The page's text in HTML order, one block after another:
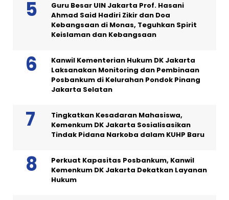
Guru Besar UIN Jakarta Prof. Hasani
Ahmad Said Hadiri Zikir dan Doa
Kebangsaan di Monas, Teguhkan Spirit
Keislaman dan Kebangsaan
Kanwil Kementerian Hukum DK Jakarta
Laksanakan Monitoring dan Pembinaan
Posbankum di Kelurahan Pondok Pinang
Jakarta Selatan
Tingkatkan Kesadaran Mahasiswa,
Kemenkum DK Jakarta Sosialisasikan
Tindak Pidana Narkoba dalam KUHP Baru
Perkuat Kapasitas Posbankum, Kanwil
Kemenkum DK Jakarta Dekatkan Layanan
Hukum